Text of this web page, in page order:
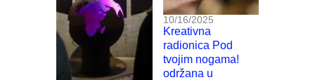
10/16/2025
Kreativna
radionica Pod
tvojim nogama!
održana u